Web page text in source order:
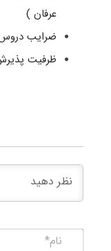
عرفان )
ضرایب دروس
ظرفیت